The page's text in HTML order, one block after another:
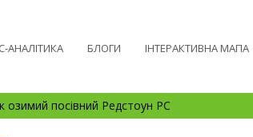
АНАЛІТИКА БЛОГИ ІНТЕРАКТИВНА МАПА
озимий посівний Редстоун РС